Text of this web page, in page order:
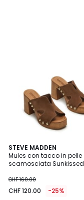
STEVE MADDEN
Mules con tacco in pelle
scamosciata Sunkissed
CHF 160.00
CHF 120.00 -25%
3.5
/ 5